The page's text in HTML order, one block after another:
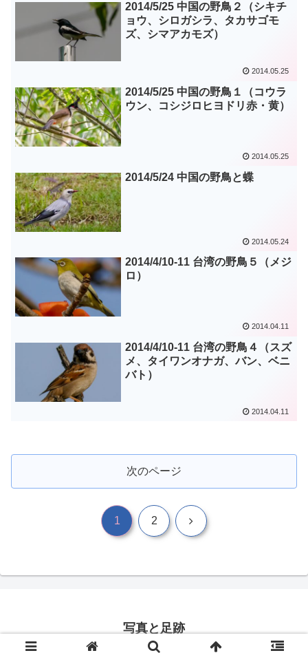
2014/5/25 中国の野鳥２（シキチ
ョウ、シロガシラ、タカサゴモ
ズ、シマアカモズ）
2014.05.25
2014/5/25 中国の野鳥１（コウラ
ウン、コシジロヒヨドリ赤・黄）
2014.05.25
2014/5/24 中国の野鳥と蝶
2014.05.24
2014/4/10-11 台湾の野鳥５（メジ
ロ）
2014.04.11
2014/4/10-11 台湾の野鳥４（スズ
メ、タイワンオナガ、バン、ベニ
バト）
2014.04.11
次のページ
1 2 次
写真と足跡
© 2016 写真と足跡.